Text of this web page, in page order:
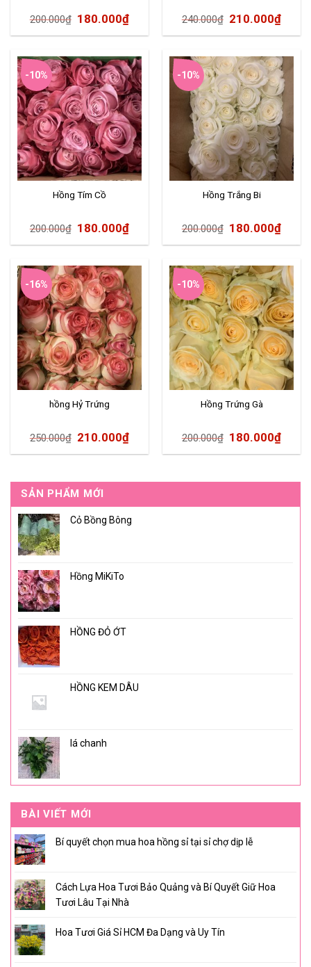
SẢN PHẨM MỚI
Cỏ Bồng Bông
Hồng MiKiTo
HỒNG ĐỎ ỚT
HỒNG KEM DÂU
lá chanh
BÀI VIẾT MỚI
Bí quyết chọn mua hoa hồng sỉ tại sỉ chợ dịp lễ
Cách Lựa Hoa Tươi Bảo Quảng và Bí Quyết Giữ Hoa
Tươi Lâu Tại Nhà
Hoa Tươi Giá Sỉ HCM Đa Dạng và Uy Tín
200.000₫ 180.000₫ 240.000₫ 210.000₫
-10%
Hồng Tím Cồ
200.000₫ 180.000₫
-10%
Hồng Trắng Bi
200.000₫ 180.000₫
-16%
hồng Hỷ Trứng
250.000₫ 210.000₫
-10%
Hồng Trứng Gà
200.000₫ 180.000₫